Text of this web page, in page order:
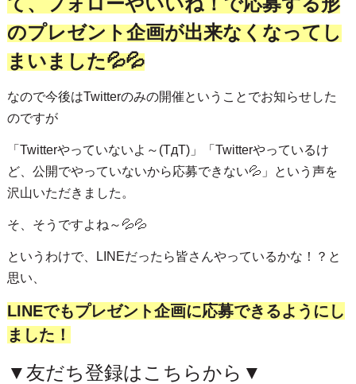
のプレゼント企画が出来なくなってし
まいました💦💦
なので今後はTwitterのみの開催ということでお知らせした
のですが
「Twitterやっていないよ～(TдT)」「Twitterやっているけ
ど、公開でやっていないから応募できない💦」という声を
沢山いただきました。
そ、そうですよね～💦💦
というわけで、LINEだったら皆さんやっているかな！？と
思い、
LINEでもプレゼント企画に応募できるようにし
ました！
▼友だち登録はこちらから▼